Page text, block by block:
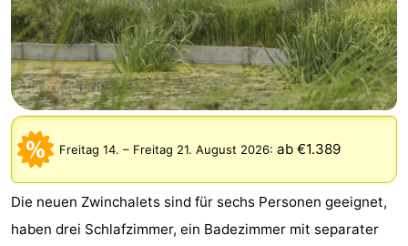
Ferienhäuser
-
Bad
Meersee
-
Beach
Resort
Nieuwvliet-
-
De
Meulinge
-
EuroParcs
-
Freitag 14. – Freitag 21. August 2026: ab €1.389
Die neuen Zwinchalets sind für sechs Personen geeignet,
haben drei Schlafzimmer, ein Badezimmer mit separater